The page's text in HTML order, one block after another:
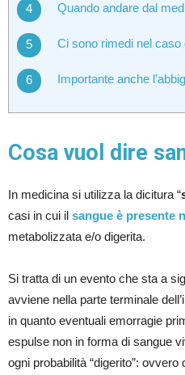
Quando andare dal
Ci sono rimedi nel
Importante anche
Cosa vuol dire
In medicina si utilizza la dicitura “
casi in cui il sangue è presente
metabolizzata e/o digerita.
Si tratta di un evento che sta a
avviene nella parte terminale
in quanto eventuali emorragie
espulse non in forma di sangue
ogni probabilità “digerito”: